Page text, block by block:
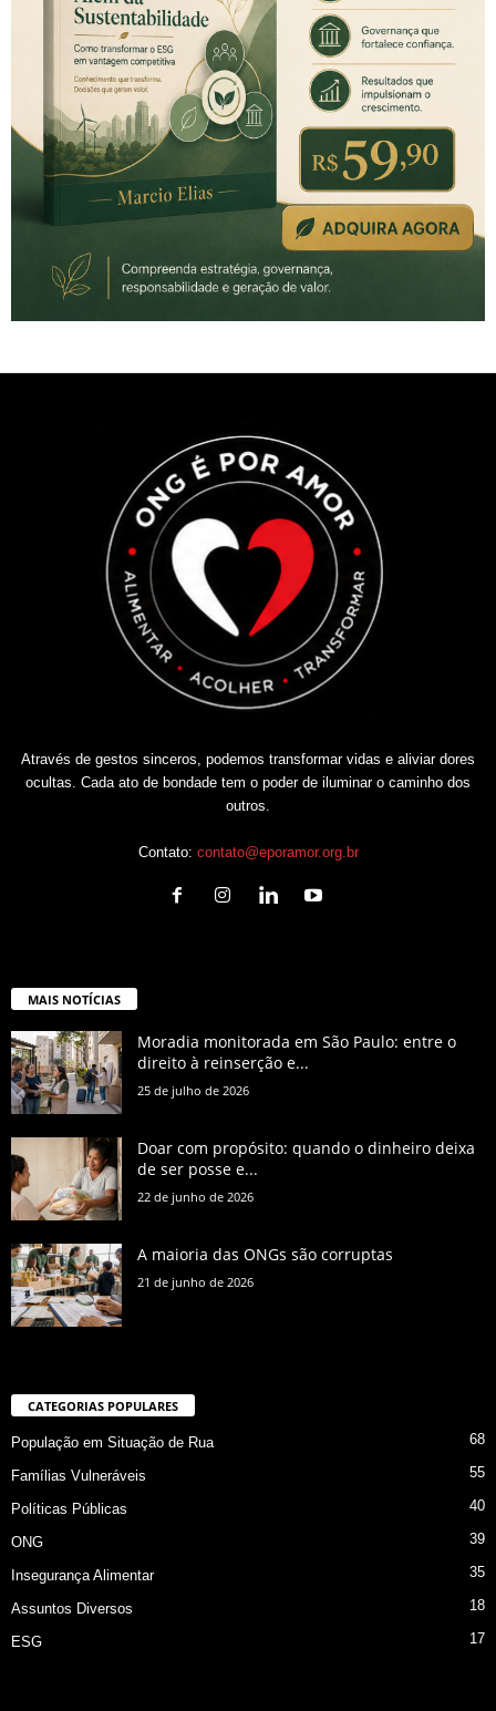
Através de gestos sinceros, podemos transformar vidas e aliviar dores
ocultas. Cada ato de bondade tem o poder de iluminar o caminho dos
outros.
Contato: contato@eporamor.org.br
MAIS NOTÍCIAS
Moradia monitorada em São Paulo: entre o
direito à reinserção e...
25 de julho de 2026
Doar com propósito: quando o dinheiro deixa
de ser posse e...
22 de junho de 2026
A maioria das ONGs são corruptas
21 de junho de 2026
CATEGORIAS POPULARES
População em Situação de Rua 68
Famílias Vulneráveis 55
Políticas Públicas 40
ONG 39
Insegurança Alimentar 35
Assuntos Diversos 18
ESG 17